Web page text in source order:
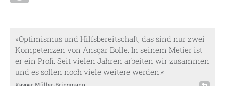
»Optimismus und Hilfsbereitschaft, das sind nur zwei
Kompetenzen von Ansgar Bolle. In seinem Metier ist
er ein Profi. Seit vielen Jahren arbeiten wir zusammen
und es sollen noch viele weitere werden.«
Kaspar Müller-Bringmann